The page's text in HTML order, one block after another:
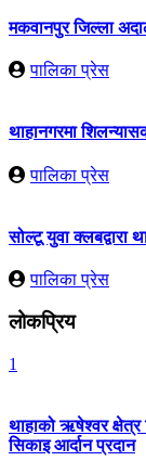
मकवानपुर जिल्ला
पालिका प्रेस
थाहानगरमा
पालिका प्रेस
सोल्टू युवा क्लबद्वारा
पालिका प्रेस
लोकप्रिय
1
थाहाको ऋषेश्वर क्षेत्र
सिकाइ आर्दान प्रदान